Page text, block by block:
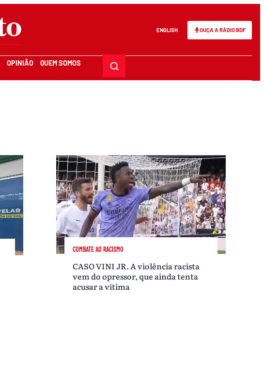
ENGLISH OUÇA A RÁDIO BDF
OPINIÃO QUEM SOMOS
COMBATE AO RACISMO
CASO VINI JR. A violência racista
vem do opressor, que ainda tenta
acusar a vítima